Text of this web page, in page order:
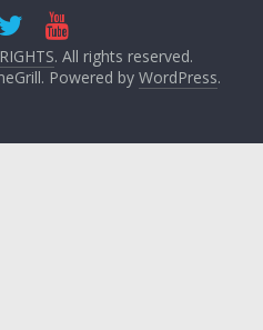
. All rights reserved.
Powered by WordPress.